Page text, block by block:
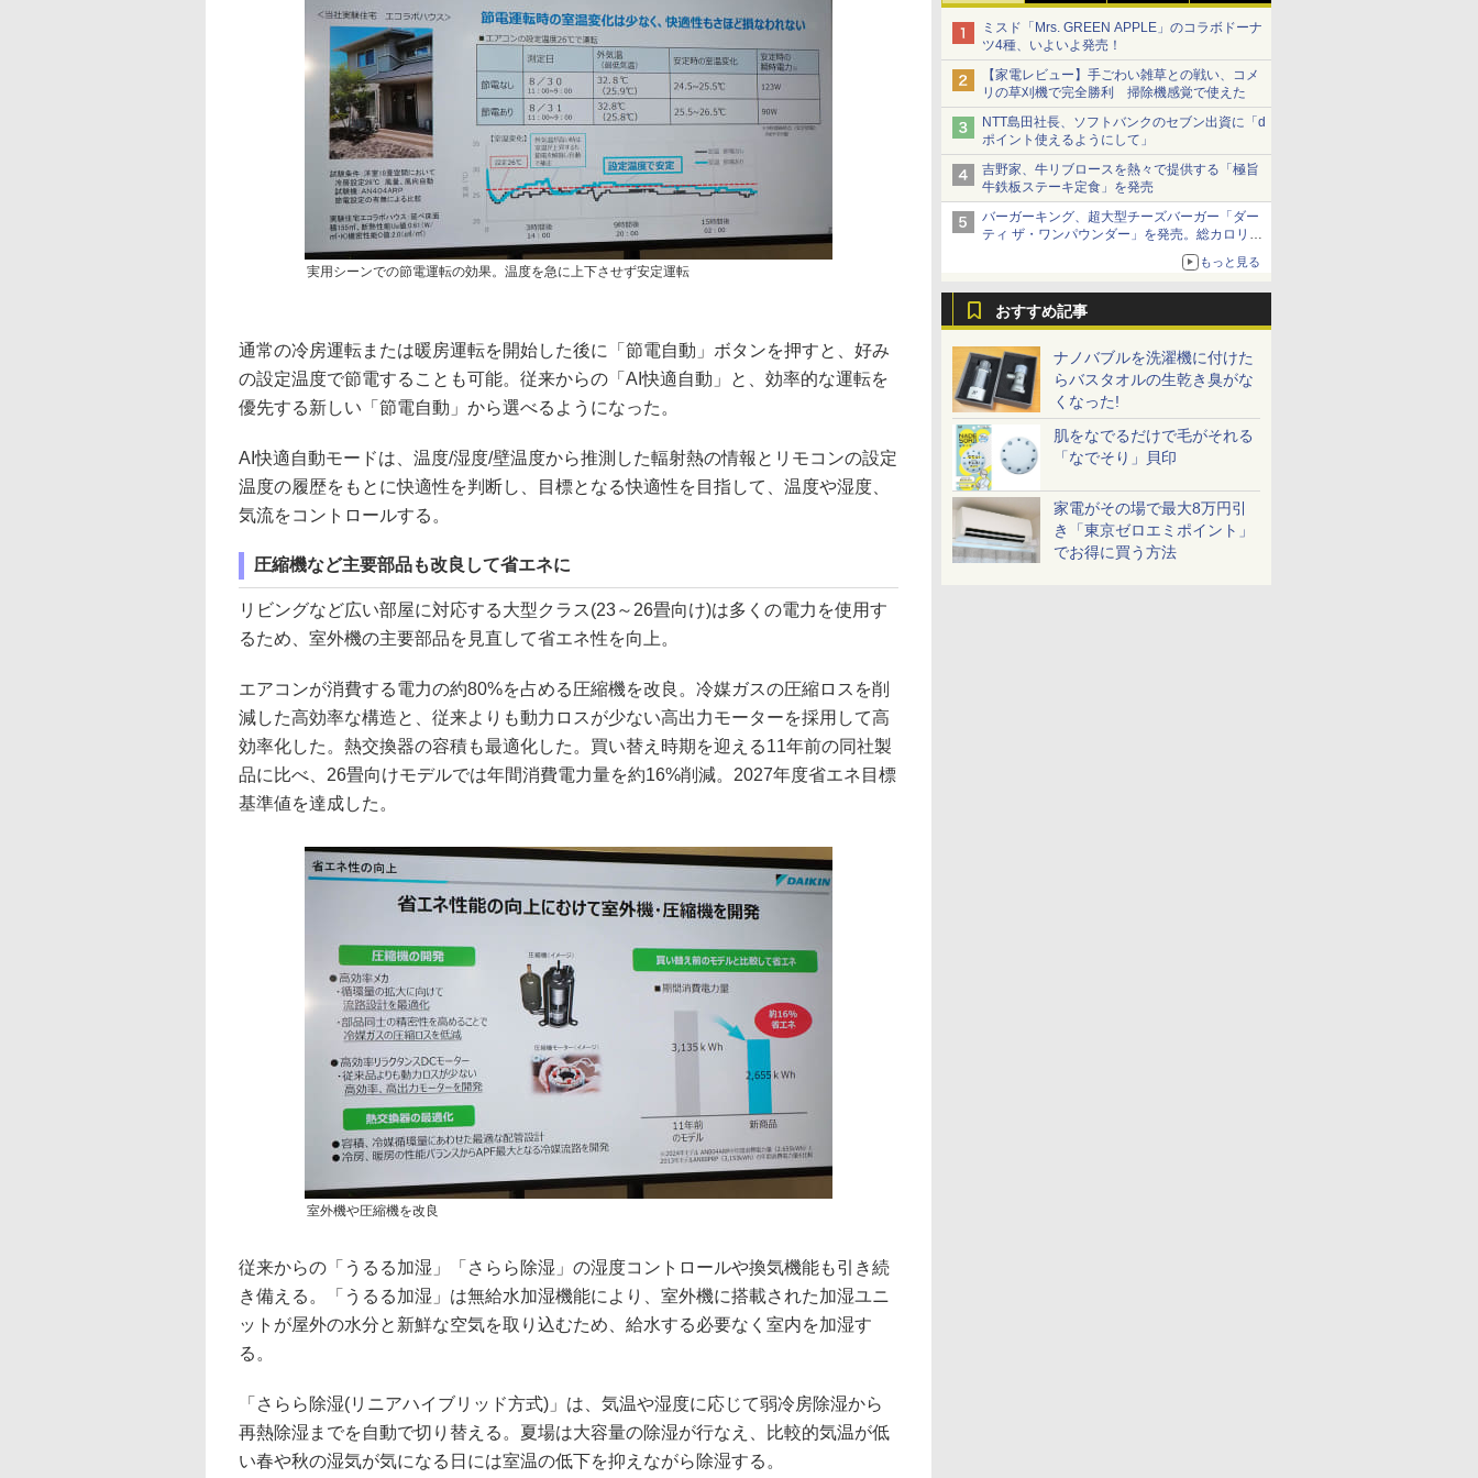
ミスド「Mrs. GREEN APPLE」のコラボドーナ
ツ4種、いよいよ発売！
【家電レビュー】手ごわい雑草との戦い、コメ
リの草刈機で完全勝利 掃除機感覚で使えた
NTT島田社長、ソフトバンクのセブン出資に「d
ポイント使えるようにして」
吉野家、牛リブロースを熱々で提供する「極旨
牛鉄板ステーキ定食」を発売
バーガーキング、超大型チーズバーガー「ダー
ティ ザ・ワンパウンダー」を発売。総カロリー
もっと見る
おすすめ記事
ナノバブルを洗濯機に付けた
らバスタオルの生乾き臭がな
くなった!
肌をなでるだけで毛がそれる
「なでそり」貝印
家電がその場で最大8万円引
き「東京ゼロエミポイント」
でお得に買う方法
実用シーンでの節電運転の効果。温度を急に上下させず安定運転
通常の冷房運転または暖房運転を開始した後に「節電自動」ボタンを押すと、好み
の設定温度で節電することも可能。従来からの「AI快適自動」と、効率的な運転を
優先する新しい「節電自動」から選べるようになった。
AI快適自動モードは、温度/湿度/壁温度から推測した輻射熱の情報とリモコンの設定
温度の履歴をもとに快適性を判断し、目標となる快適性を目指して、温度や湿度、
気流をコントロールする。
圧縮機など主要部品も改良して省エネに
リビングなど広い部屋に対応する大型クラス(23～26畳向け)は多くの電力を使用す
るため、室外機の主要部品を見直して省エネ性を向上。
エアコンが消費する電力の約80%を占める圧縮機を改良。冷媒ガスの圧縮ロスを削
減した高効率な構造と、従来よりも動力ロスが少ない高出力モーターを採用して高
効率化した。熱交換器の容積も最適化した。買い替え時期を迎える11年前の同社製
品に比べ、26畳向けモデルでは年間消費電力量を約16%削減。2027年度省エネ目標
基準値を達成した。
室外機や圧縮機を改良
従来からの「うるる加湿」「さらら除湿」の湿度コントロールや換気機能も引き続
き備える。「うるる加湿」は無給水加湿機能により、室外機に搭載された加湿ユニ
ットが屋外の水分と新鮮な空気を取り込むため、給水する必要なく室内を加湿す
る。
「さらら除湿(リニアハイブリッド方式)」は、気温や湿度に応じて弱冷房除湿から
再熱除湿までを自動で切り替える。夏場は大容量の除湿が行なえ、比較的気温が低
い春や秋の湿気が気になる日には室温の低下を抑えながら除湿する。